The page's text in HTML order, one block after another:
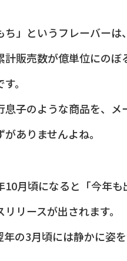
ち」というフレーバー
計販売数が億単位にのぼ
す。
息子のような商品を、メ
ありませんよね。
10月頃になると「今年も
リースが出されます。
年の3月頃には静かに姿